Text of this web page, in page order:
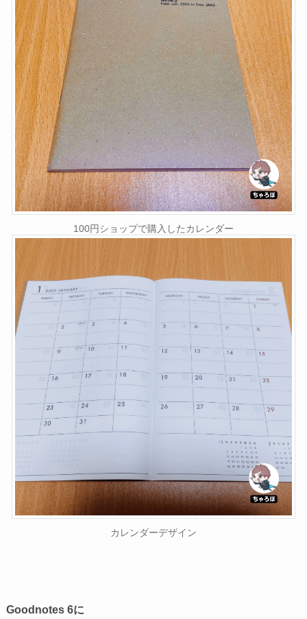
100円ショップで購入したカレンダー
カレンダーデザイン
Goodnotes 6に